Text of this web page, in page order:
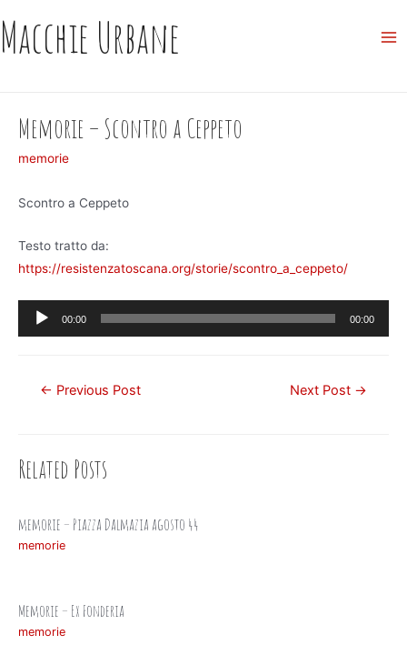
to
content
Macchie Urbane
Memorie – Scontro a Ceppeto
memorie
Scontro a Ceppeto
Testo tratto da:
https://resistenzatoscana.org/storie/scontro_a_ceppeto/
Audio
00:00 00:00
Post← Previous Post Next Post →
Related Posts
memorie – Piazza Dalmazia agosto 44
memorie
Memorie – Ex Fonderia
memorie